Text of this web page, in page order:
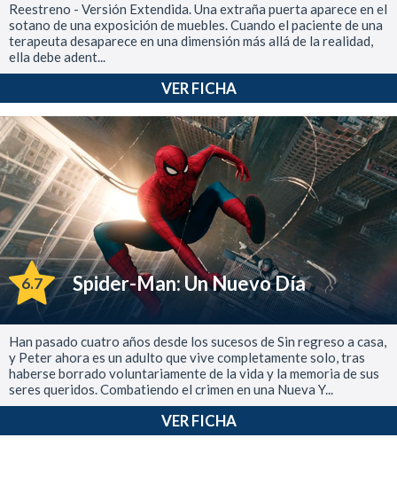
Reestreno - Versión Extendida. Una extraña puerta aparece en el
sotano de una exposición de muebles. Cuando el paciente de una
terapeuta desaparece en una dimensión más allá de la realidad,
ella debe adent...
VER FICHA
6.7 Spider-Man: Un Nuevo Día
Han pasado cuatro años desde los sucesos de Sin regreso a casa,
y Peter ahora es un adulto que vive completamente solo, tras
haberse borrado voluntariamente de la vida y la memoria de sus
seres queridos. Combatiendo el crimen en una Nueva Y...
VER FICHA